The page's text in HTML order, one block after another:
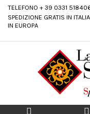
TELEFONO + 39 0331
SPEDIZIONE GRATIS IN
IN EUROPA